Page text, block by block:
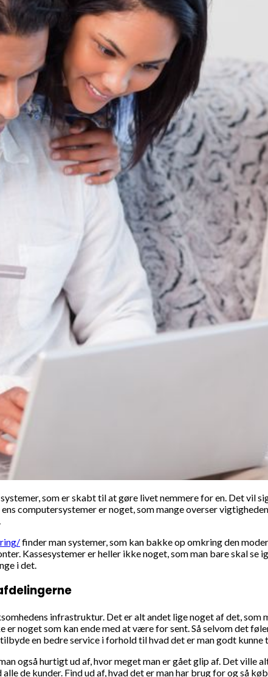
som er skabt til at gøre livet nemmere for en. Det vil
computersystemer er noget, som mange overser
finder man systemer, som kan bakke op omkring den
Kassesystemer er heller ikke noget, som man bare skal se
i det.
infrastruktur. Det er alt andet lige noget af det, som
noget som kan ende med at være for sent. Så selvom det
en bedre service i forhold til hvad det er man godt kunne
også hurtigt ud af, hvor meget man er gået glip af. Det
de kunder. Find ud af, hvad det er man har brug for og så